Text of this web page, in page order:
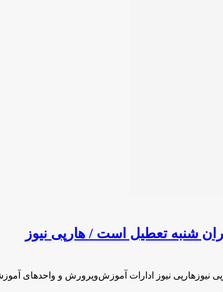
شنبه تعطیل است / هارپی نیوز
نیوزهارپی نیوز ادارات آموزش‌وپرورش و واحدهای